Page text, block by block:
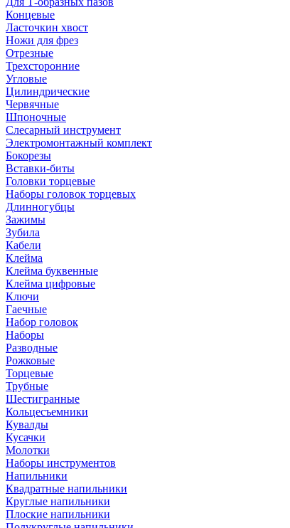
Концевые
Ласточкин хвост
Ножи для фрез
Отрезные
Трехсторонние
Угловые
Цилиндрические
Червячные
Шпоночные
Слесарный инструмент
Электромонтажный комплект
Бокорезы
Вставки-биты
Головки торцевые
Наборы головок торцевых
Длинногубцы
Зажимы
Зубила
Кабели
Клейма
Клейма буквенные
Клейма цифровые
Ключи
Гаечные
Набор головок
Наборы
Разводные
Рожковые
Торцевые
Трубные
Шестигранные
Кольцесъемники
Кувалды
Кусачки
Молотки
Наборы инструментов
Напильники
Квадратные напильники
Круглые напильники
Плоские напильники